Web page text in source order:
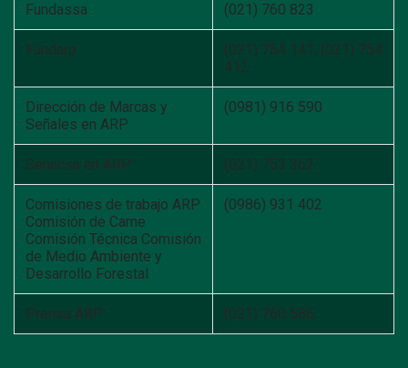
Fundassa (021) 760 823
Fundarp
(021) 754 141, (021) 754
412
Dirección de Marcas y
Señales en ARP
(0981) 916 590
Senacsa en ARP (021) 753 362
Comisiones de trabajo ARP
Comisión de Carne
Comisión Técnica Comisión
de Medio Ambiente y
Desarrollo Forestal
(0986) 931 402
Prensa ARP (021) 760 586